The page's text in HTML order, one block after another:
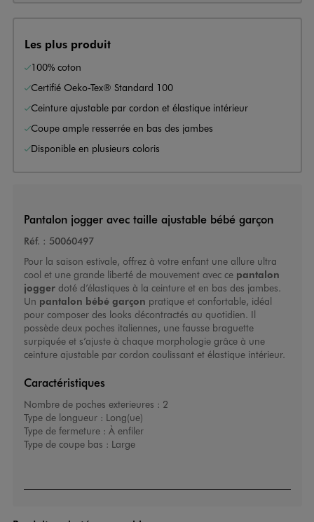
Les plus produit
100% coton
Certifié Oeko-Tex® Standard 100
Ceinture ajustable par cordon et élastique intérieur
Coupe ample resserrée en bas des jambes
Disponible en plusieurs coloris
Pantalon jogger avec taille ajustable bébé garçon
Réf. : 50060497
Pour la saison estivale, offrez à votre enfant une allure ultra
cool et une grande liberté de mouvement avec ce pantalon
joggerdoté d’élastiques à la ceinture et en bas des jambes.
Un pantalon bébé garçon pratique et confortable, idéal
pour composer des looks décontractés au quotidien. Il
possède deux poches italiennes, une fausse braguette
surpiquée et s’ajuste à chaque morphologie grâce à une
ceinture ajustable par cordon coulissant et élastique intérieur.
Caractéristiques
Nombre de poches exterieures : 2
Type de longueur : Long(ue)
Type de fermeture : À enfiler
Type de coupe bas : Large